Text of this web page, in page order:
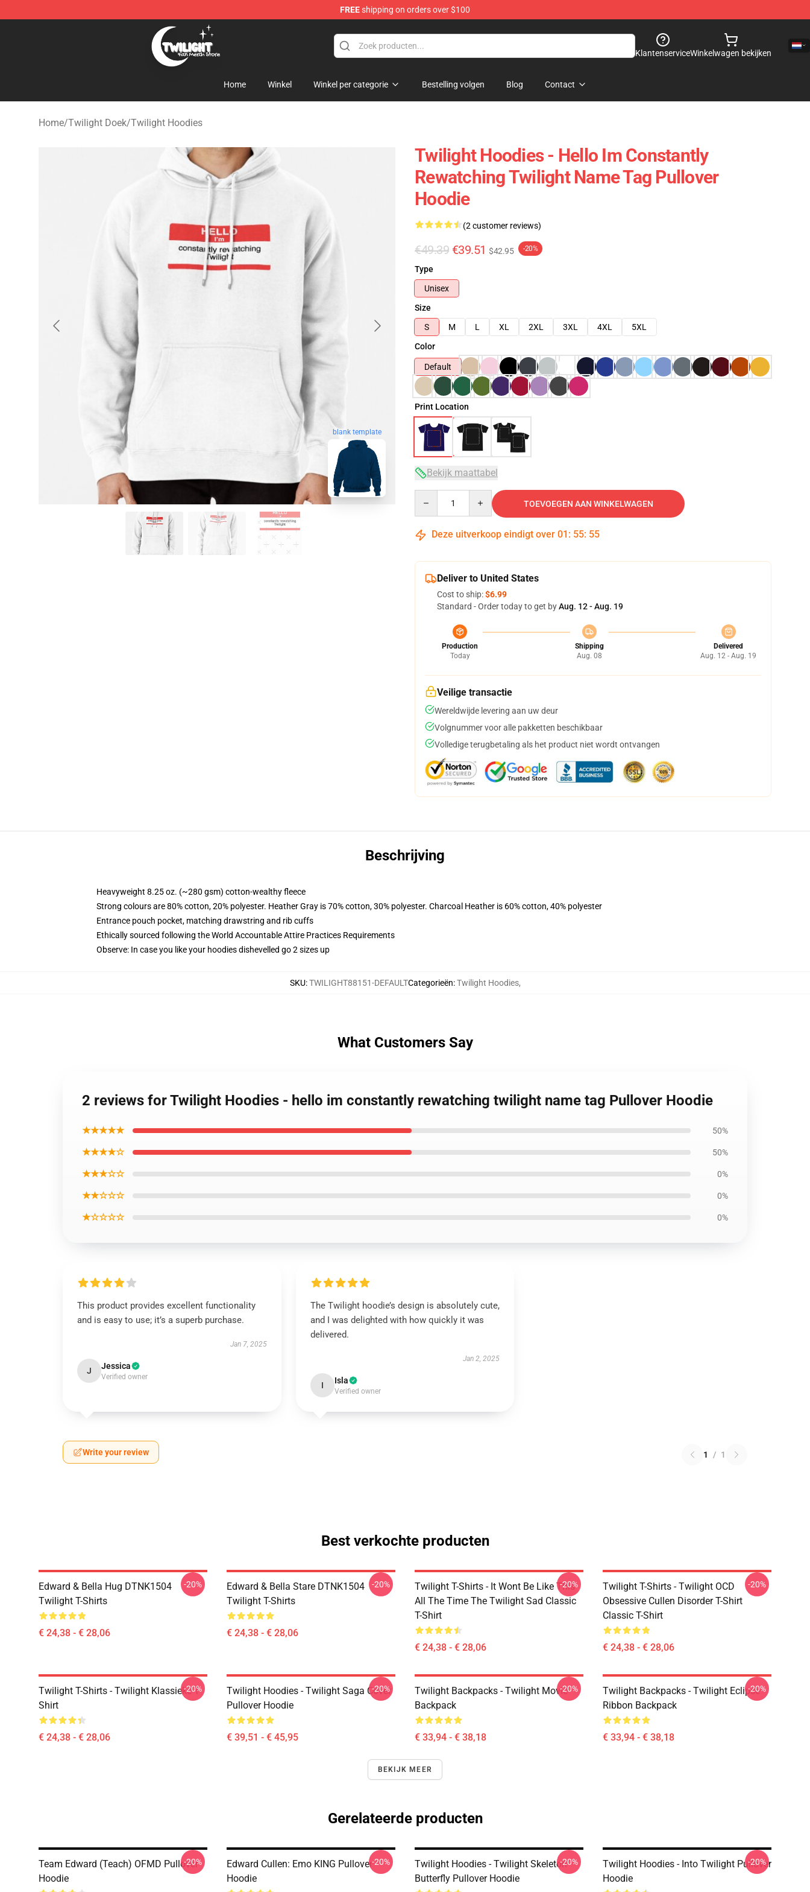
FREEshipping on orders over $100
Twilight Store - Official Twilight Merchandise Shop
KlantenserviceWinkelwagen bekijken
Home Winkel Winkel per categorie Bestelling volgen Blog Contact
Home/Twilight Doek/Twilight Hoodies
blank template
Twilight Hoodies - Hello Im Constantly
Rewatching Twilight Name Tag Pullover
Hoodie
(2 customer reviews)
€49.39 €39.51 $42.95 -20%
Type
Unisex
Size
S
M L XL 2XL 3XL 4XL
5XL
Color
Default
Print Location
Bekijk maattabel
TOEVOEGEN AAN WINKELWAGEN
Deze uitverkoop eindigt over 01 : 55: 54
Deliver to United States
Cost to ship:$6.99
Standard - Order today to get byAug. 12 - Aug. 19
Production
Today
Shipping
Aug. 08
Delivered
Aug. 12 - Aug. 19
Veilige transactie
Wereldwijde levering aan uw deur
Volgnummer voor alle pakketten beschikbaar
Volledige terugbetaling als het product niet wordt ontvangen
Beschrijving
Heavyweight 8.25 oz. (~280 gsm) cotton-wealthy fleece
Strong colours are 80% cotton, 20% polyester. Heather Gray is 70% cotton, 30% polyester. Charcoal Heather is 60% cotton, 40% polyester
Entrance pouch pocket, matching drawstring and rib cuffs
Ethically sourced following the World Accountable Attire Practices Requirements
Observe: In case you like your hoodies dishevelled go 2 sizes up
SKU:TWILIGHT88151-DEFAULTCategorieën:Twilight Hoodies,
What Customers Say
2 reviews for Twilight Hoodies - hello im constantly rewatching twilight name tag Pullover Hoodie
★★★★★ 50%
★★★★☆ 50%
★★★☆☆ 0%
★★☆☆☆ 0%
★☆☆☆☆ 0%
This product provides excellent functionality
and is easy to use; it’s a superb purchase.
Jan 7, 2025
J Jessica
Verified owner
The Twilight hoodie’s design is absolutely cute,
and I was delighted with how quickly it was
delivered.
Jan 2, 2025
I Isla
Verified owner
Write your review 1 / 1
Best verkochte producten
Edward & Bella Hug DTNK1504
Twilight T-Shirts
€ 24,38 - € 28,06
-20%
Edward & Bella Stare DTNK1504
Twilight T-Shirts
€ 24,38 - € 28,06
-20%
Twilight T-Shirts - It Wont Be Like This
All The Time The Twilight Sad Classic
T-Shirt
€ 24,38 - € 28,06
-20%
Twilight T-Shirts - Twilight OCD
Obsessive Cullen Disorder T-Shirt
Classic T-Shirt
€ 24,38 - € 28,06
-20%
Twilight T-Shirts - Twilight Klassieke T-
Shirt
€ 24,38 - € 28,06
-20%
Twilight Hoodies - Twilight Saga Cover
Pullover Hoodie
€ 39,51 - € 45,95
-20%
Twilight Backpacks - Twilight Movie
Backpack
€ 33,94 - € 38,18
-20%
Twilight Backpacks - Twilight Eclipse
Ribbon Backpack
€ 33,94 - € 38,18
-20%
BEKIJK MEER
Gerelateerde producten
Team Edward (Teach) OFMD Pullover
Hoodie
-20%
Edward Cullen: Emo KING Pullover
Hoodie
-20%
Twilight Hoodies - Twilight Skeleton
Butterfly Pullover Hoodie
-20%
Twilight Hoodies - Into Twilight Pullover
Hoodie
-20%